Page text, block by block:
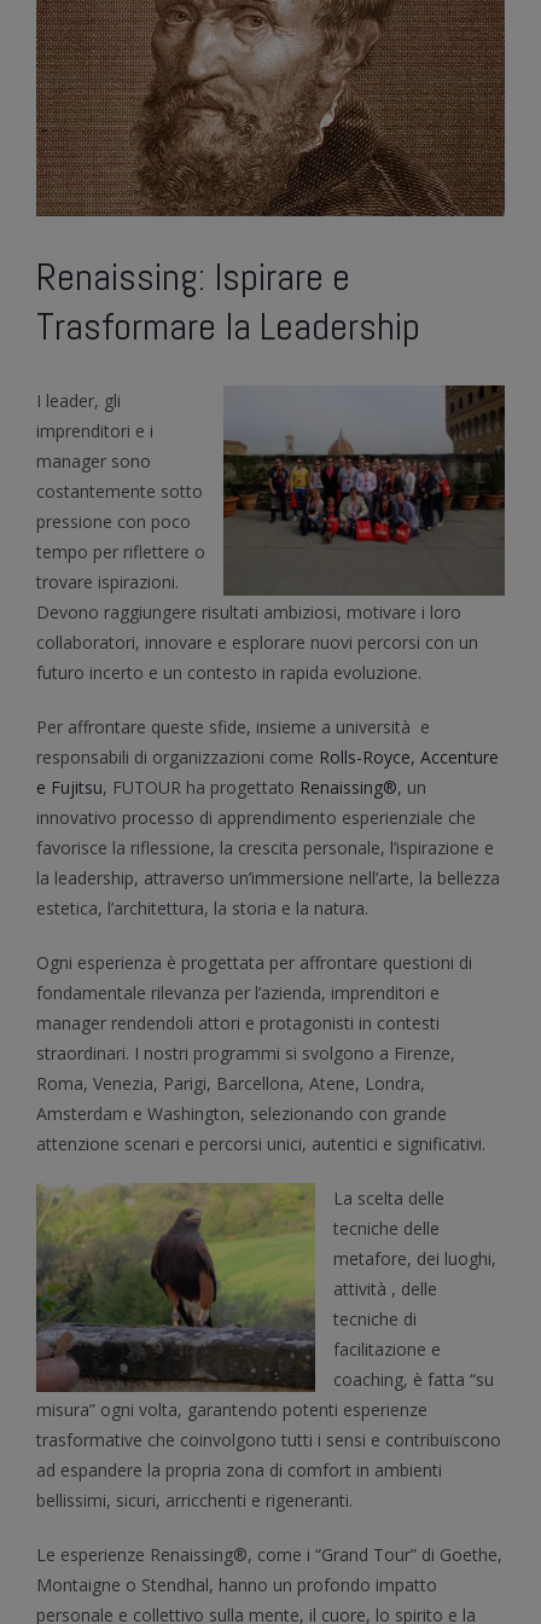
Renaissing: Ispirare e
Trasformare la Leadership
I leader, gli
imprenditori e i
manager sono
costantemente sotto
pressione con poco
tempo per riflettere o
trovare ispirazioni.
Devono raggiungere risultati ambiziosi, motivare i loro
collaboratori, innovare e esplorare nuovi percorsi con un
futuro incerto e un contesto in rapida evoluzione.
Per affrontare queste sfide, insieme a università e
responsabili di organizzazioni come Rolls-Royce, Accenture
e Fujitsu, FUTOUR ha progettato Renaissing®, un
innovativo processo di apprendimento esperienziale che
favorisce la riflessione, la crescita personale, l’ispirazione e
la leadership, attraverso un’immersione nell’arte, la bellezza
estetica, l’architettura, la storia e la natura.
Ogni esperienza è progettata per affrontare questioni di
fondamentale rilevanza per l’azienda, imprenditori e
manager rendendoli attori e protagonisti in contesti
straordinari. I nostri programmi si svolgono a Firenze,
Roma, Venezia, Parigi, Barcellona, Atene, Londra,
Amsterdam e Washington, selezionando con grande
attenzione scenari e percorsi unici, autentici e significativi.
La scelta delle
tecniche delle
metafore, dei luoghi,
attività , delle
tecniche di
facilitazione e
coaching, è fatta “su
misura” ogni volta, garantendo potenti esperienze
trasformative che coinvolgono tutti i sensi e contribuiscono
ad espandere la propria zona di comfort in ambienti
bellissimi, sicuri, arricchenti e rigeneranti.
Le esperienze Renaissing®, come i “Grand Tour” di Goethe,
Montaigne o Stendhal, hanno un profondo impatto
personale e collettivo sulla mente, il cuore, lo spirito e la